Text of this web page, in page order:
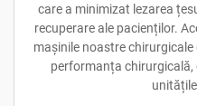
care a minimizat lezarea
recuperare ale pacienților.
mașinile noastre
performanța chirurgicală,